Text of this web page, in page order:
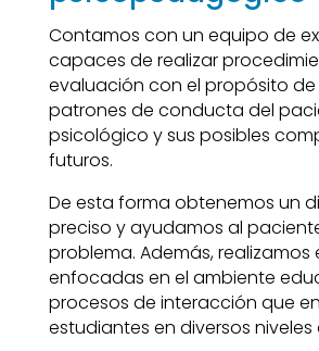
Contamos con un equipo de
capaces de realizar
evaluación con el propósito de
patrones de conducta del
psicológico y sus posibles
futuros.
De esta forma obtenemos un
preciso y ayudamos al
problema. Además, realizamos
enfocadas en el ambiente
procesos de interacción que
estudiantes en diversos